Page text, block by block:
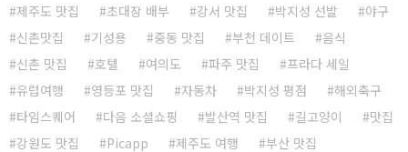
제주도 맛집
초대장 배부 강서 맛집 박지성 선발
야구
신촌맛집
기성용 중동 맛집 부천 데이트
음식
신촌 맛집
호텔 여의도 파주 맛집
프라다 세일
유럽여행
영등포 맛집 자동차 박지성 평점
해외축구
타임스퀘어
다음 소셜쇼핑 발산역 맛집 길고양이
맛집
강원도 맛집
Picapp 제주도 여행
부산 맛집